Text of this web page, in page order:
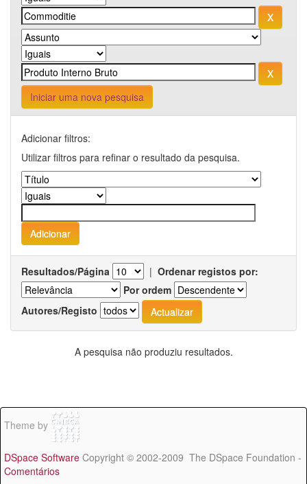
Iniciar uma nova pesquisa
Adicionar filtros:
Utilizar filtros para refinar o resultado da pesquisa.
Resultados/Página | Ordenar registos por:
Por ordem
Autores/Registo
A pesquisa não produziu resultados.
Theme by
DSpace Software Copyright © 2002-2009 The DSpace Foundation -
Comentários